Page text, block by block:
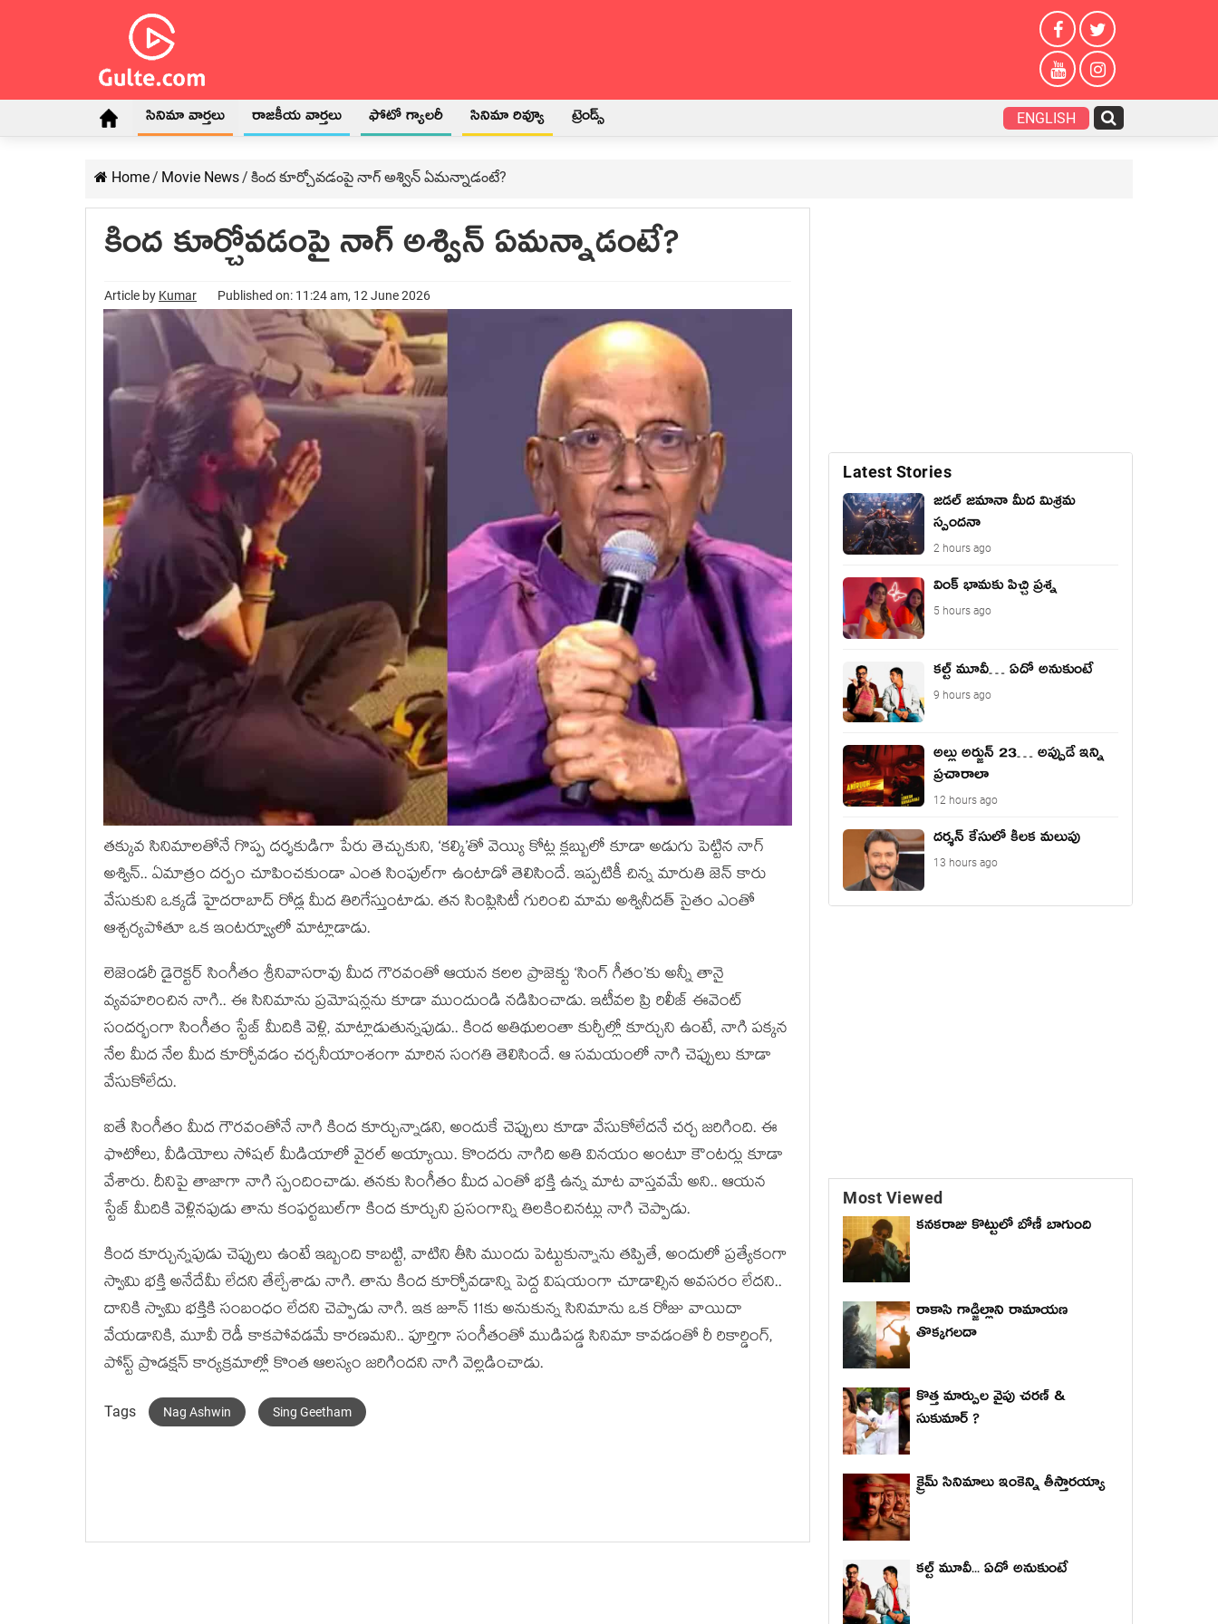
సినిమా వార్తలు రాజకీయ వార్తలు ఫోటో గ్యాలరీ సినిమా రివ్యూ ట్రెండ్స్ ENGLISH
Home/ Movie News/ కింద కూర్చోవడంపై నాగ్ అశ్విన్ ఏమన్నాడంటే?
కింద కూర్చోవడంపై నాగ్ అశ్విన్ ఏమన్నాడంటే?
Article by Kumar Published on: 11:24 am, 12 June 2026
తక్కువ సినిమాలతోనే గొప్ప దర్శకుడిగా పేరు తెచ్చుకుని, ‘కల్కి’తో వెయ్యి కోట్ల క్లబ్బులో కూడా అడుగు పెట్టిన నాగ్
అశ్విన్.. ఏమాత్రం దర్పం చూపించకుండా ఎంత సింపుల్‌గా ఉంటాడో తెలిసిందే. ఇప్పటికీ చిన్న మారుతి జెన్ కారు
వేసుకుని ఒక్కడే హైదరాబాద్ రోడ్ల మీద తిరిగేస్తుంటాడు. తన సింప్లిసిటీ గురించి మామ అశ్వినీదత్ సైతం ఎంతో
ఆశ్చర్యపోతూ ఒక ఇంటర్వ్యూలో మాట్లాడాడు.
లెజెండరీ డైరెక్టర్ సింగీతం శ్రీనివాసరావు మీద గౌరవంతో ఆయన కలల ప్రాజెక్టు ‘సింగ్ గీతం’కు అన్నీ తానై
వ్యవహరించిన నాగి.. ఈ సినిమాను ప్రమోషన్లను కూడా ముందుండి నడిపించాడు. ఇటీవల ప్రి రిలీజ్ ఈవెంట్
సందర్భంగా సింగీతం స్టేజ్ మీదికి వెళ్లి, మాట్లాడుతున్నపుడు.. కింద అతిథులంతా కుర్చీల్లో కూర్చుని ఉంటే, నాగి పక్కన
నేల మీద నేల మీద కూర్చోవడం చర్చనీయాంశంగా మారిన సంగతి తెలిసిందే. ఆ సమయంలో నాగి చెప్పులు కూడా
వేసుకోలేదు.
ఐతే సింగీతం మీద గౌరవంతోనే నాగి కింద కూర్చున్నాడని, అందుకే చెప్పులు కూడా వేసుకోలేదనే చర్చ జరిగింది. ఈ
ఫొటోలు, వీడియోలు సోషల్ మీడియాలో వైరల్ అయ్యాయి. కొందరు నాగిది అతి వినయం అంటూ కౌంటర్లు కూడా
వేశారు. దీనిపై తాజాగా నాగి స్పందించాడు. తనకు సింగీతం మీద ఎంతో భక్తి ఉన్న మాట వాస్తవమే అని.. ఆయన
స్టేజ్ మీదికి వెళ్లినపుడు తాను కంఫర్టబుల్‌గా కింద కూర్చుని ప్రసంగాన్ని తిలకించినట్లు నాగి చెప్పాడు.
కింద కూర్చున్నపుడు చెప్పులు ఉంటే ఇబ్బంది కాబట్టి, వాటిని తీసి ముందు పెట్టుకున్నాను తప్పితే, అందులో ప్రత్యేకంగా
స్వామి భక్తి అనేదేమీ లేదని తేల్చేశాడు నాగి. తాను కింద కూర్చోవడాన్ని పెద్ద విషయంగా చూడాల్సిన అవసరం లేదని..
దానికి స్వామి భక్తికి సంబంధం లేదని చెప్పాడు నాగి. ఇక జూన్ 11కు అనుకున్న సినిమాను ఒక రోజు వాయిదా
వేయడానికి, మూవీ రెడీ కాకపోవడమే కారణమని.. పూర్తిగా సంగీతంతో ముడిపడ్డ సినిమా కావడంతో రీ రికార్డింగ్,
పోస్ట్ ప్రొడక్షన్ కార్యక్రమాల్లో కొంత ఆలస్యం జరిగిందని నాగి వెల్లడించాడు.
Tags Nag Ashwin Sing Geetham
Latest Stories
జడల్ జమానా మీద మిశ్రమ
స్పందనా
2 hours ago
వింక్ భామకు పిచ్చి ప్రశ్న
5 hours ago
కల్ట్ మూవీ… ఏదో అనుకుంటే
9 hours ago
అల్లు అర్జున్ 23… అప్పుడే ఇన్ని
ప్రచారాలా
12 hours ago
దర్శన్ కేసులో కీలక మలుపు
13 hours ago
Most Viewed
కనకరాజు కొట్టులో బోణీ బాగుంది
రాకాసి గాడ్జిల్లాని రామాయణ
తొక్కగలదా
కొత్త మార్పుల వైపు చరణ్ &
సుకుమార్ ?
క్రైమ్ సినిమాలు ఇంకెన్ని తీస్తారయ్యా
కల్ట్ మూవీ... ఏదో అనుకుంటే